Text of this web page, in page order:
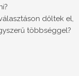
dőltek el,
többséggel?